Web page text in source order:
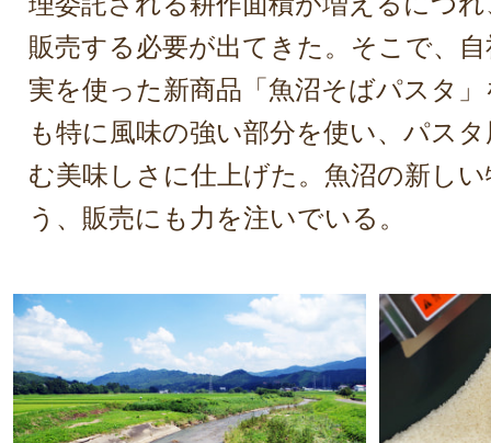
販売する必要が出てきた。そこで、
実を使った新商品「魚沼そばパスタ
も特に風味の強い部分を使い、パス
む美味しさに仕上げた。魚沼の新し
う、販売にも力を注いでいる。